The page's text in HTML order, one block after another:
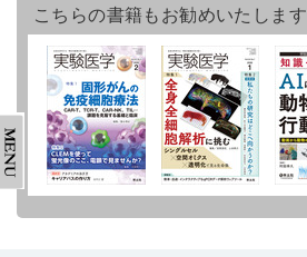
こちらの書籍もお勧めいたします